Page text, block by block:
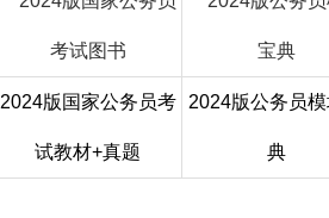
2024版国家公务员考
试教材+真题
2024版公务员
典